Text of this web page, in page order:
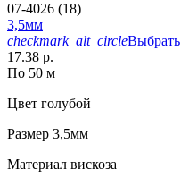
07-4026 (18)
3,5мм
checkmark_alt_circleВыбрать
17.38 р.
По 50 м
Цвет голубой
Размер 3,5мм
Материал вискоза